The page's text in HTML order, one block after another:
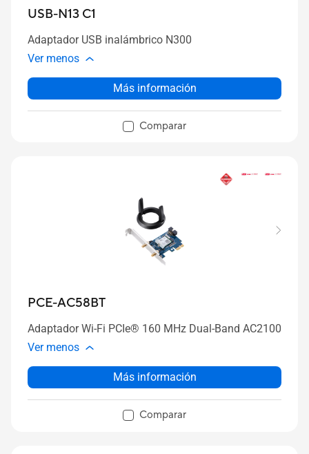
USB-N13 C1
Adaptador USB inalámbrico N300
Ver menos
Más información
Comparar
PCE-AC58BT
Adaptador Wi-Fi PCIe® 160 MHz Dual-Band AC2100
Ver menos
Más información
Comparar